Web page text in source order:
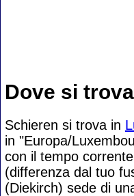
Dove si
Schieren si trova in
in "Europa/
con il tempo
(differenza dal tuo
(Diekirch) sede di